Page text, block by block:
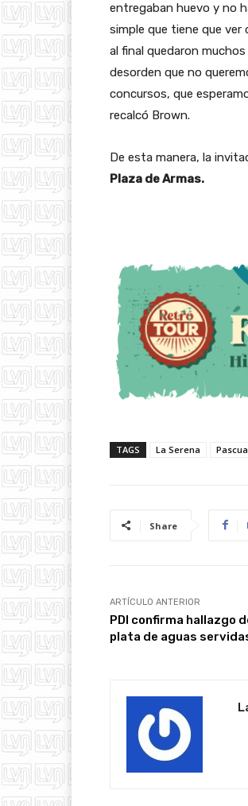
entregaban huevo y no
simple que tiene que
al final quedaron
desorden que no
concursos, que
recalcó Brown.
De esta manera, la
Plaza de Armas.
TAGS La Serena
Share
ARTÍCULO ANTERIOR
PDI confirma hallazgo
plata de aguas